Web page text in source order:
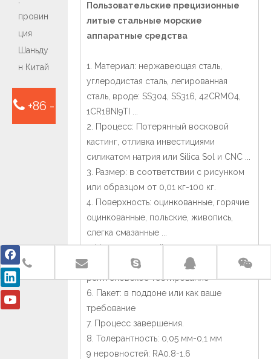
провин
ция
Шаньду
н Китай
+86 -
Пользовательские прецизионные
литые стальные морские
аппаратные средства
1. Материал: нержавеющая сталь,
углеродистая сталь, легированная
сталь, вроде: SS304, SS316, 42CRMO4,
1CR18NI9TI ...
2. Процесс: Потерянный восковой
кастинг, отливка инвестициями
силикатом натрия или Silica Sol и CNC ...
3. Размер: в соответствии с рисунком
или образцом от 0,01 кг-100 кг.
4. Поверхность: оцинкованные, горячие
оцинкованные, польские, живопись,
слегка смазанные ...
5. Неразрушающий тест: ультранология
теста, тестирование магнитных частиц,
рентгеновское тестирование
6. Пакет: в поддоне или как ваше
требование
7. Процесс завершения.
8. Толерантность: 0,05 мм-0,1 мм
9 неровностей: RA0.8-1.6